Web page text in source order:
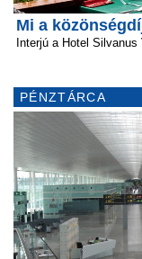
Mi a
Interjú a Hotel Silvanus
PÉNZTÁRCA